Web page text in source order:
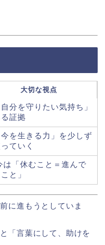
大切な視点
自分を守りたい気持ち」
証拠
今を生きる力」を少しず
ていく
は「休むこと＝進んで
と」
に進もうとしていま
「言葉にして、助けを